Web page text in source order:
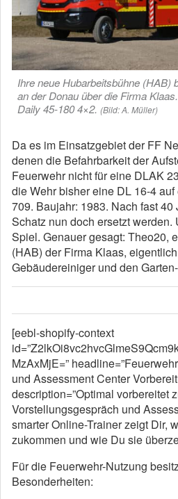
Ihre neue Hubarbeitsbühne (HAB)
an der Donau über die Firma
Daily 45-180 4×2. (Bild: A. Müller)
Da es im Einsatzgebiet der FF
denen die Befahrbarkeit der
Feuerwehr nicht für eine DLAK
die Wehr bisher eine DL 16-4
709. Baujahr: 1983. Nach fast
Schatz nun doch ersetzt werden.
Spiel. Genauer gesagt: Theo20,
(HAB) der Firma Klaas,
Gebäudereiniger und den
[eebl-shopify-context
MzAxMjE=”
und Assessment Center
description=”Optimal vorbereitet
Vorstellungsgespräch und
smarter Online-Trainer zeigt Dir,
zukommen und wie Du sie
Für die Feuerwehr-Nutzung
Besonderheiten: